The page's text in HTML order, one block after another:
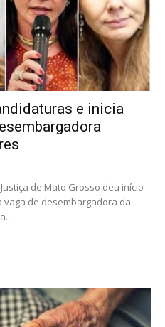
e inicia
de Mato Grosso deu início
de desembargadora da